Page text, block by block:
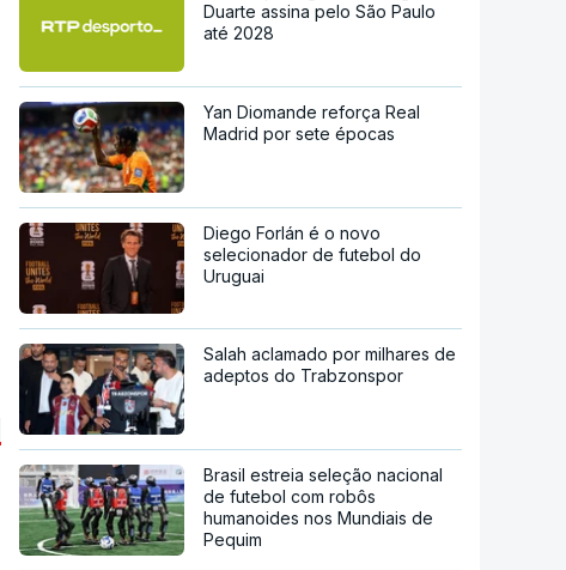
Duarte assina pelo São Paulo
até 2028
Yan Diomande reforça Real
Madrid por sete épocas
Diego Forlán é o novo
selecionador de futebol do
Uruguai
Salah aclamado por milhares de
adeptos do Trabzonspor
Brasil estreia seleção nacional
de futebol com robôs
humanoides nos Mundiais de
Pequim